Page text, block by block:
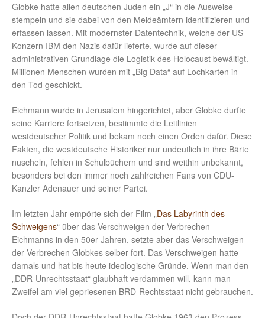
Globke hatte allen deutschen Juden ein „J“ in die Ausweise
stempeln und sie dabei von den Meldeämtern identifizieren und
erfassen lassen. Mit modernster Datentechnik, welche der US-
Konzern IBM den Nazis dafür lieferte, wurde auf dieser
administrativen Grundlage die Logistik des Holocaust bewältigt.
Millionen Menschen wurden mit „Big Data“ auf Lochkarten in
den Tod geschickt.
Eichmann wurde in Jerusalem hingerichtet, aber Globke durfte
seine Karriere fortsetzen, bestimmte die Leitlinien
westdeutscher Politik und bekam noch einen Orden dafür. Diese
Fakten, die westdeutsche Historiker nur undeutlich in ihre Bärte
nuscheln, fehlen in Schulbüchern und sind weithin unbekannt,
besonders bei den immer noch zahlreichen Fans von CDU-
Kanzler Adenauer und seiner Partei.
Im letzten Jahr empörte sich der Film „Das Labyrinth des
Schweigens“ über das Verschweigen der Verbrechen
Eichmanns in den 50er-Jahren, setzte aber das Verschweigen
der Verbrechen Globkes selber fort. Das Verschweigen hatte
damals und hat bis heute ideologische Gründe. Wenn man den
„DDR-Unrechtsstaat“ glaubhaft verdammen will, kann man
Zweifel am viel gepriesenen BRD-Rechtsstaat nicht gebrauchen.